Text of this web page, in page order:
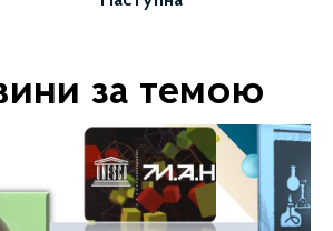
за темою